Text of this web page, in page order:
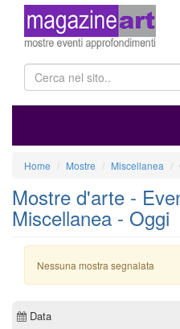
Home Mostre Miscellanea
Mostre d'arte -
Miscellanea - Oggi
Nessuna mostra segnalata
Data